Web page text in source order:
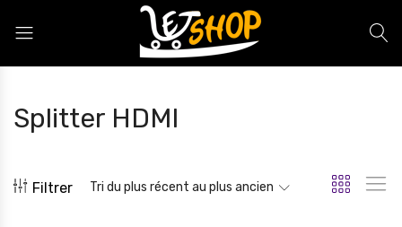
Splitter HDMI
Filtrer Tri du plus récent au plus ancien